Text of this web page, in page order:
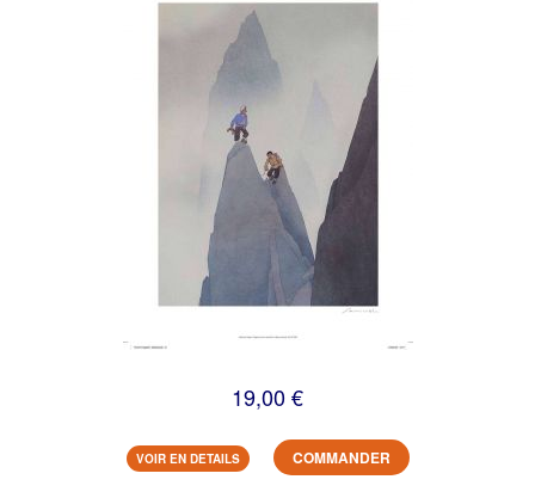
19,00 €
VOIR EN DETAILS COMMANDER